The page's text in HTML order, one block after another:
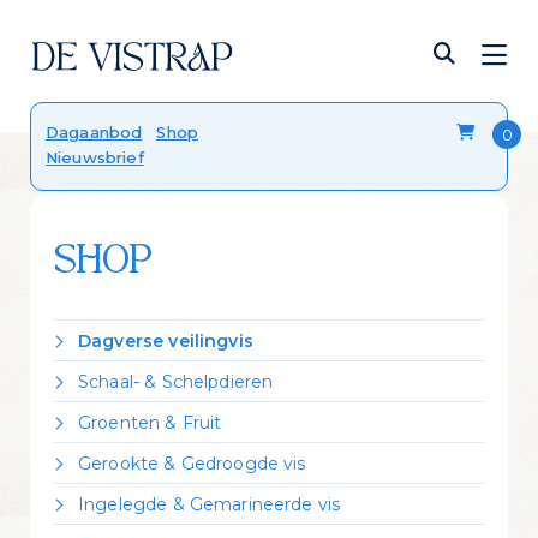
Verser dan vers
Onze viskalender
Blog
Contact
Dagaanbod
Shop
Nieuwsbrief
SHOP
Dagverse veilingvis
Dorade Royal
Forel
Hondshaai
Kabeljauw
Koolvis
Leng
Schaal- & Schelpdieren
Crevettes vannamei gekookt
Garnalen gepeld
Kreeft Canadees levend
Mosselen Zeeuws bodemcultuur
Oester 'Fine de Claire'
Groenten & Fruit
Citroen
Zeekraal
Gerookte & Gedroogde vis
Gerookte forel
Gerookte heilbot
Ingelegde & Gemarineerde vis